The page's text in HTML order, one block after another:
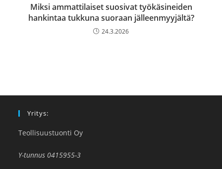
Miksi ammattilaiset suosivat työkäsineiden
hankintaa tukkuna suoraan jälleenmyyjältä?
24.3.2026
Yritys:
Teollisuustuonti Oy
Y-tunnus 0415955-3